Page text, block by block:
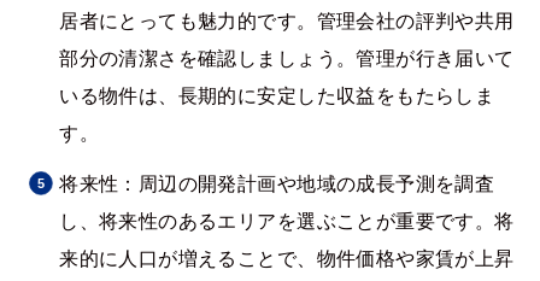
居者にとっても魅力的です。管理会社の評判や共用
部分の清潔さを確認しましょう。管理が行き届いて
いる物件は、長期的に安定した収益をもたらしま
す。
将来性：周辺の開発計画や地域の成長予測を調査
し、将来性のあるエリアを選ぶことが重要です。将
来的に人口が増えることで、物件価格や家賃が上昇